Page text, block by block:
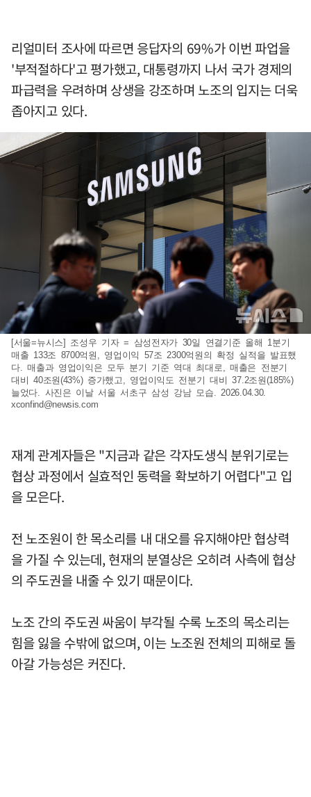
리얼미터 조사에 따르면 응답자의 69%가 이번 파업을
'부적절하다'고 평가했고, 대통령까지 나서 국가 경제의
파급력을 우려하며 상생을 강조하며 노조의 입지는 더욱
좁아지고 있다.
[서울=뉴시스] 조성우 기자 = 삼성전자가 30일 연결기준 올해 1분기
매출 133조 8700억원, 영업이익 57조 2300억원의 확정 실적을 발표했
다. 매출과 영업이익은 모두 분기 기준 역대 최대로, 매출은 전분기
대비 40조원(43%) 증가했고, 영업이익도 전분기 대비 37.2조원(185%)
늘었다. 사진은 이날 서울 서초구 삼성 강남 모습. 2026.04.30.
xconfind@newsis.com
재계 관계자들은 "지금과 같은 각자도생식 분위기로는
협상 과정에서 실효적인 동력을 확보하기 어렵다"고 입
을 모은다.
전 노조원이 한 목소리를 내 대오를 유지해야만 협상력
을 가질 수 있는데, 현재의 분열상은 오히려 사측에 협상
의 주도권을 내줄 수 있기 때문이다.
노조 간의 주도권 싸움이 부각될 수록 노조의 목소리는
힘을 잃을 수밖에 없으며, 이는 노조원 전체의 피해로 돌
아갈 가능성은 커진다.